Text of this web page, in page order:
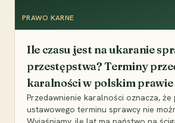
PRAWO KARNE
Ile czasu jest na ukaranie
przestępstwa? Terminy
karalności w polskim prawie
Przedawnienie karalności oznacza, że
ustawowego terminu sprawcy nie